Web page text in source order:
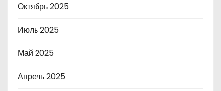
Октябрь 2025
Июль 2025
Май 2025
Апрель 2025